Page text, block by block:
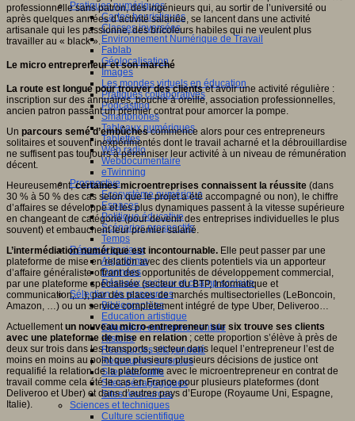
Pratiques numériques
Cartes heuristiques
Classes inversées
Environnement Numérique de Travail
Fablab
Géolocalisation
Images
Les mondes virtuels en éducation
Pratiques collaboratives
Podcasting
Smartphones
Tableaux numériques
Tablettes
Web radio
Webdocumentaire
eTwinning
Prospective
Ecosystème numérique
Espaces
Politique éducative
Scénarios prospectifs
Temps
Réseaux sociaux
Algorithme
Données
Réseaux sociaux et champ scolaire
Sélection de ressources
Bibliographies
Education artistique
Education environnementale
Histoire
Ressources citoyenneté
Ressources sciences
Sites éducatifs
Sites pédagogiques
Sites ressources
Sciences et techniques
Culture scientifique
professionnelle sans patron, des ingénieurs qui, au sortir de l’université ou
après quelques années d’activité salariée, se lancent dans une activité
artisanale qui les passionne, des bricoleurs habiles qui ne veulent plus
travailler au « black ».
Le micro entrepreneur et son marché
La route est longue pour trouver des clientset avoir une activité régulière :
inscription sur des annuaires, bouche à oreille, association professionnelles,
ancien patron passant un premier contrat pour amorcer la pompe.
Un parcours semé d’embûchescommence alors pour ces entrepreneurs
solitaires et souvent inexpérimentés dont le travail acharné et la débrouillardise
ne suffisent pas toujours à pérenniser leur activité à un niveau de rémunération
décent.
Heureusement,certaines microentreprises connaissent la réussite (dans
30 % à 50 % des cas selon que le projet a été accompagné ou non), le chiffre
d’affaires se développe et les plus dynamiques passent à la vitesse supérieure
en changeant de catégorie (pour devenir des entreprises individuelles le plus
souvent) et embauchent leur premier salarié.
L’intermédiationnumérique est incontournable. Elle peut passer par une
plateforme de mise en relation avec des clients potentiels via un apporteur
d’affaire généraliste offrant des opportunités de développement commercial,
par une plateforme spécialisée (secteur du BTP, Informatique et
communication,.. .), par des places de marchés multisectorielles (LeBoncoin,
Amazon, …) ou un service complètement intégré de type Uber, Deliveroo…
Actuellement un nouveau micro-entrepreneur sur six trouve ses clients
avec une plateforme de mise en relation ; cette proportion s’élève à près de
deux sur trois dans les transports, secteur dans lequel l’entrepreneur l’est de
moins en moins au point que plusieurs plusieurs décisions de justice ont
requalifié la relation de la plateforme avec le microentrepreneur en contrat de
travail comme cela été le cas en France pour plusieurs plateformes (dont
Deliveroo et Uber) et dans d’autres pays d’Europe (Royaume Uni, Espagne,
Italie).